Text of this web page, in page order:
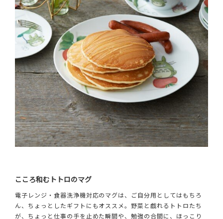
こころ和むトトロのマグ
電子レンジ・食器洗浄機対応のマグは、ご自分用としてはもちろ
ん、ちょっとしたギフトにもオススメ。野菜と戯れるトトロたち
が、ちょっと仕事の手を止めた瞬間や、勉強の合間に、ほっこり